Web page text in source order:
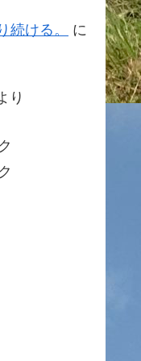
続ける。
に
り